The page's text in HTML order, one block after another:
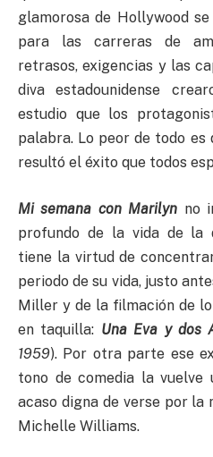
glamorosa de Hollywood
para las carreras de
retrasos, exigencias y las
diva estadounidense
estudio que los
palabra. Lo peor de todo
resultó el éxito que todos
Mi semana con Marilyn no
profundo de la vida de la
tiene la virtud de
periodo de su vida, justo
Miller y de la filmación de
en taquilla: Una Eva y dos
1959). Por otra parte ese
tono de comedia la vuelve
acaso digna de verse por
Michelle Williams.